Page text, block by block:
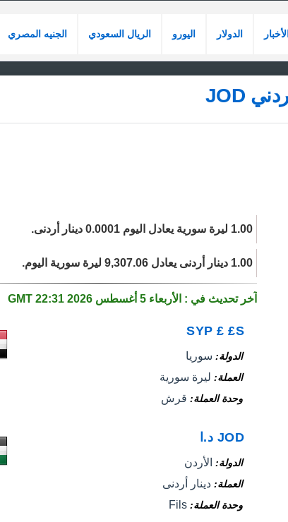
الجنيه المصري الريال السعودي اليورو الدولار الأخبار
1.00 ليرة سورية يعادل اليوم 0.0001 دينار أردنى.
1.00 دينار أردنى يعادل 9,307.06 ليرة سورية اليوم.
آخر تحديث في : الأربعاء 5 أغسطس 2026 22:31 GMT
SYP £ £S
الدولة سوريا
العملة ليرة سورية
وحدة العملة قرش
JOD د.ا
الدولة الأردن
العملة دينار أردنى
وحدة العملة Fils